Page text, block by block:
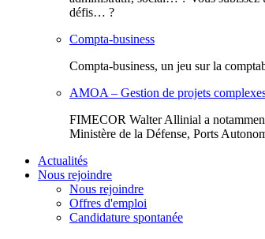
défis… ?
Compta-business
Compta-business, un jeu sur la
AMOA – Gestion de projets
FIMECOR Walter Allinial a
Ministère de la Défense, Ports
Actualités
Nous rejoindre
Nous rejoindre
Offres d'emploi
Candidature spontanée